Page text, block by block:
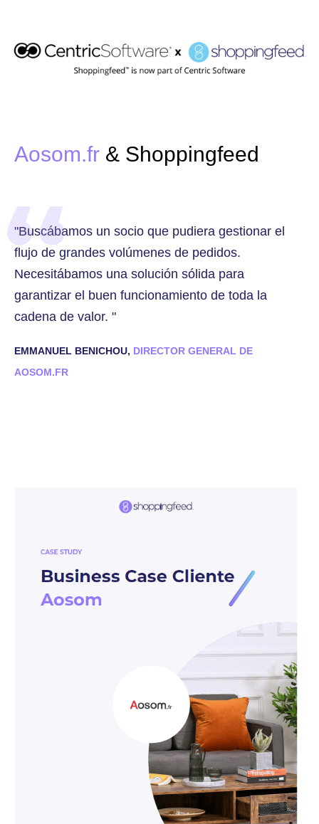
Aosom.fr & Shoppingfeed
"Buscábamos un socio que pudiera gestionar el
flujo de grandes volúmenes de pedidos.
Necesitábamos una solución sólida para
garantizar el buen funcionamiento de toda la
cadena de valor. "
EMMANUEL BENICHOU, DIRECTOR GENERAL DE
AOSOM.FR